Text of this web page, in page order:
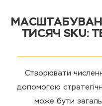
ТИСЯЧ SKU:
Створювати
допомогою
може бути